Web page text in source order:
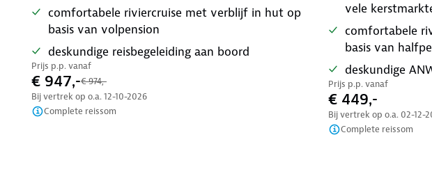
comfortabele riviercruise met verblijf in hut op
basis van volpension
deskundige reisbegeleiding aan boord
Prijs p.p. vanaf
€ 947,-€ 974,-
Bij vertrek op o.a. 12-10-2026
Complete reissom
vele
comfortabele
basis van
deskundige
Prijs p.p. vanaf
€ 449,-
Bij vertrek op o.a. 02-12-
Complete reissom